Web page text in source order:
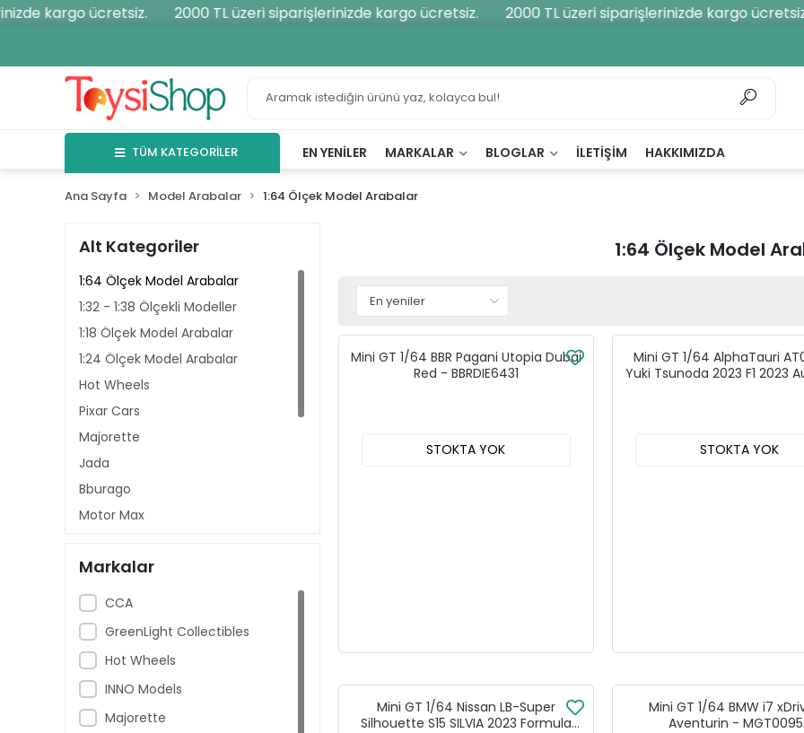
kargo ücretsiz. 2000 TL üzeri siparişlerinizde kargo ücretsiz. 2000 TL üzeri siparişlerinizde kargo ücretsiz.
TÜM KATEGORİLER EN YENILER MARKALAR BLOGLAR İLETIŞIM HAKKIMIZDA
Ana Sayfa Model Arabalar 1:64 Ölçek Model Arabalar
Alt Kategoriler
1:64 Ölçek Model Arabalar
1:32 - 1:38 Ölçekli Modeller
1:18 Ölçek Model Arabalar
1:24 Ölçek Model Arabalar
Hot Wheels
Pixar Cars
Majorette
Jada
Bburago
Motor Max
Tarmac Works
Matchbox
Mini GT
Greenlight
Maisto
Markalar
CCA
GreenLight Collectibles
Hot Wheels
INNO Models
Majorette
1:64 Ölçek Model
Mini GT 1/64 BBR Pagani Utopia Dubai
Red - BBRDIE6431
STOKTA YOK
Mini GT 1/64 AlphaTauri
Yuki Tsunoda 2023 F1 2023
STOKTA YOK
Mini GT 1/64 Nissan LB-Super
Silhouette S15 SILVIA 2023 Formula
Mini GT 1/64 BMW i7
Aventurin -